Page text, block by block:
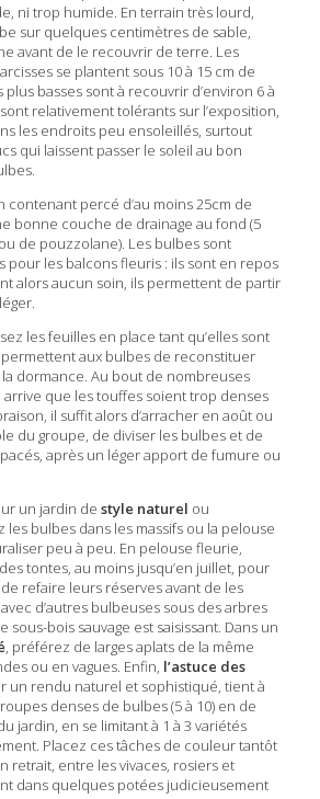
ni trop humide. En terrain très lourd,
sur quelques centimètres de sable,
avant de le recouvrir de terre. Les
se plantent sous 10 à 15 cm de
basses sont à recouvrir d’environ 6 à
relativement tolérants sur l’exposition,
les endroits peu ensoleillés, surtout
qui laissent passer le soleil au bon
contenant percé d’au moins 25cm de
bonne couche de drainage au fond (5
de pouzzolane). Les bulbes sont
pour les balcons fleuris : ils sont en repos
alors aucun soin, ils permettent de partir
les feuilles en place tant qu’elles sont
aux bulbes de reconstituer
dormance. Au bout de nombreuses
que les touffes soient trop denses
il suffit alors d’arracher en août ou
du groupe, de diviser les bulbes et de
après un léger apport de fumure ou
un jardin de style naturel ou
les bulbes dans les massifs ou la pelouse
peu à peu. En pelouse fleurie,
tontes, au moins jusqu’en juillet, pour
refaire leurs réserves avant de les
d’autres bulbeuses sous des arbres
sous-bois sauvage est saisissant. Dans un
, préférez de larges aplats de la même
ou en vagues. Enfin, l’astuce des
un rendu naturel et sophistiqué, tient à
denses de bulbes (5 à 10) en de
jardin, en se limitant à 1 à 3 variétés
Placez ces tâches de couleur tantôt
retrait, entre les vivaces, rosiers et
dans quelques potées judicieusement